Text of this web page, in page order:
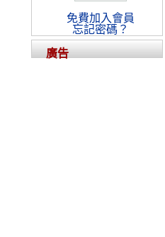
免費加入會員
忘記密碼？
廣告